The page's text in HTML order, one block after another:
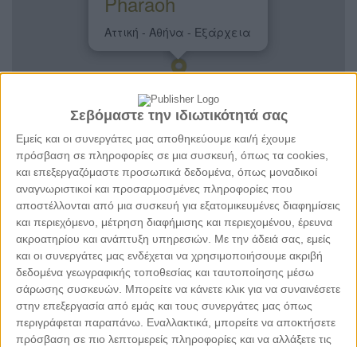
Σεβόμαστε την ιδιωτικότητά σας
Εμείς και οι συνεργάτες μας αποθηκεύουμε και/ή έχουμε
πρόσβαση σε πληροφορίες σε μια συσκευή, όπως τα cookies,
και επεξεργαζόμαστε προσωπικά δεδομένα, όπως μοναδικοί
αναγνωριστικοί και προσαρμοσμένες πληροφορίες που
αποστέλλονται από μια συσκευή για εξατομικευμένες διαφημίσεις
και περιεχόμενο, μέτρηση διαφήμισης και περιεχομένου, έρευνα
ακροατηρίου και ανάπτυξη υπηρεσιών. Με την άδειά σας, εμείς
και οι συνεργάτες μας ενδέχεται να χρησιμοποιήσουμε ακριβή
δεδομένα γεωγραφικής τοποθεσίας και ταυτοποίησης μέσω
σάρωσης συσκευών. Μπορείτε να κάνετε κλικ για να συναινέσετε
στην επεξεργασία από εμάς και τους συνεργάτες μας όπως
περιγράφεται παραπάνω. Εναλλακτικά, μπορείτε να αποκτήσετε
πρόσβαση σε πιο λεπτομερείς πληροφορίες και να αλλάξετε τις
Αττική - Αθήνα - Εξάρχεια
Leaflet| ©OpenStreetMap contributors